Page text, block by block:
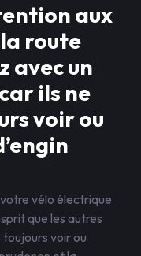
aux
route
avec un
ils ne
voir ou
vélo électrique
que les autres
voir ou